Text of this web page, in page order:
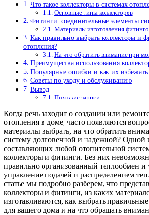
Что такое коллекторы в системах
Основные типы коллекторов
Фитинги: соединительные элементы
Материалы изготовления
Как правильно выбрать коллекторы и
отопления?
На что обратить внимание при
Преимущества использования
Популярные ошибки и как их избежать
Советы по уходу и обслуживанию
Вывод
Похожие записи:
Когда речь заходит о создании или
отопления в доме, часто появляются
материалы выбрать, на что обратить
систему долговечной и надежной? Одной
составляющих любой отопительной
коллекторы и фитинги. Без них
правильно организованный теплообмен и
управление подачей и распределением
статье мы подробно разберем, что
коллекторы и фитинги, из каких
изготавливаются, как выбрать
для вашего дома и на что обращать